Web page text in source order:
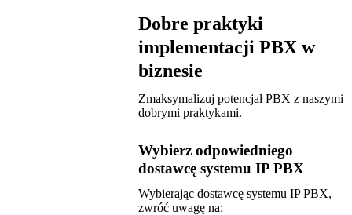
Dobre praktyki
implementacji PBX w
biznesie
Zmaksymalizuj potencjał PBX z naszymi
dobrymi praktykami.
Wybierz odpowiedniego
dostawcę systemu IP PBX
Wybierając dostawcę systemu IP PBX,
zwróć uwagę na: